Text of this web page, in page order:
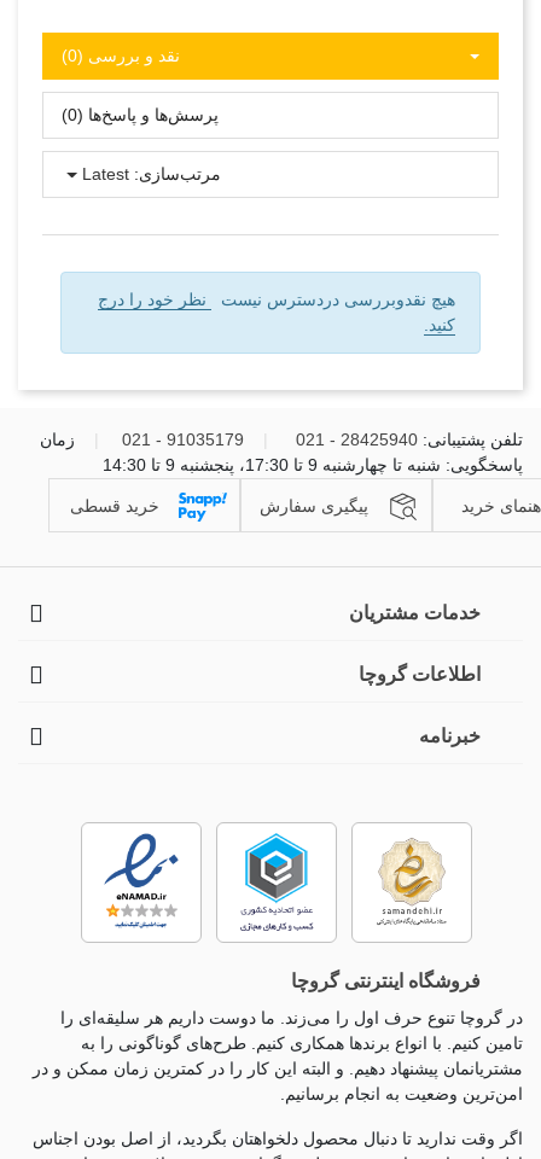
نقد و بررسی‌‌ (0)
پرسش‌ها و پاسخ‌ها (0)
مرتب‌سازی: Latest
هیچ نقدوبررسی دردسترس نیست
نظر خود را درج
کنید.
تلفن پشتیبانی: 28425940 - 021
91035179 - 021
زمان
پاسخگویی: شنبه تا چهارشنبه 9 تا 17:30، پنجشنبه 9 تا 14:30
خرید پیگیری سفارش خرید قسطی
خدمات مشتریان
اطلاعات گروچا
خبرنامه
فروشگاه اینترنتی گروچا
در گروچا تنوع حرف اول را می‌زند. ما دوست داریم هر سلیقه‌ای را
تامین کنیم. با انواع برندها همکاری کنیم. طرح‌های گوناگونی را به
مشتریانمان پیشنهاد دهیم. و البته این کار را در کمترین زمان ممکن و در
امن‌ترین وضعیت به انجام برسانیم.
اگر وقت ندارید تا دنبال محصول دلخواهتان بگردید، از اصل بودن اجناس